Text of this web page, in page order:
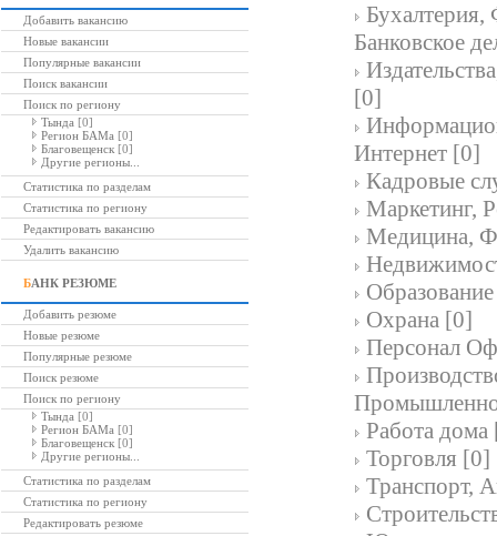
Добавить вакансию
Новые вакансии
Популярные вакансии
Поиск вакансии
Поиск по региону
Тында [0]
Регион БАМа [0]
Благовещенск [0]
Другие регионы...
Статистика по разделам
Статистика по региону
Редактировать вакансию
Удалить вакансию
БАНК РЕЗЮМЕ
Добавить резюме
Новые резюме
Популярные резюме
Поиск резюме
Поиск по региону
Тында [0]
Регион БАМа [0]
Благовещенск [0]
Другие регионы...
Статистика по разделам
Статистика по региону
Редактировать резюме
Банковское
[0]
Интернет [0]
Кадровые
Маркетинг,
Медицина,
Охрана [0]
Персонал
Работа дома
Торговля [0]
Транспорт,